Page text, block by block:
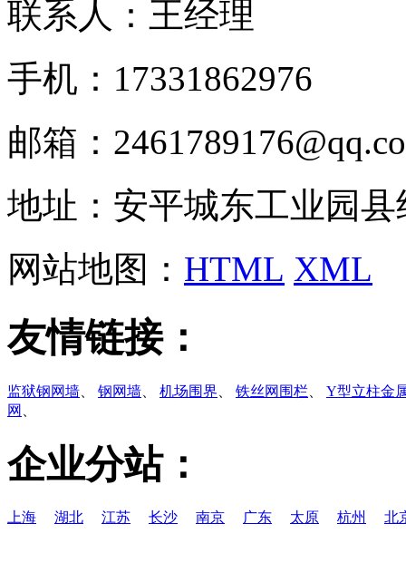
联系人：王经理
手机：17331862976
邮箱：
地址：安平城东工业园县
网站地图： HTML XML
友情链接：
监狱钢网墙 钢网墙 机场围界 铁丝网围栏
Y型立柱金
网
企业分站：
上海 湖北 江苏 长沙 南京 广东 太原 杭州 北